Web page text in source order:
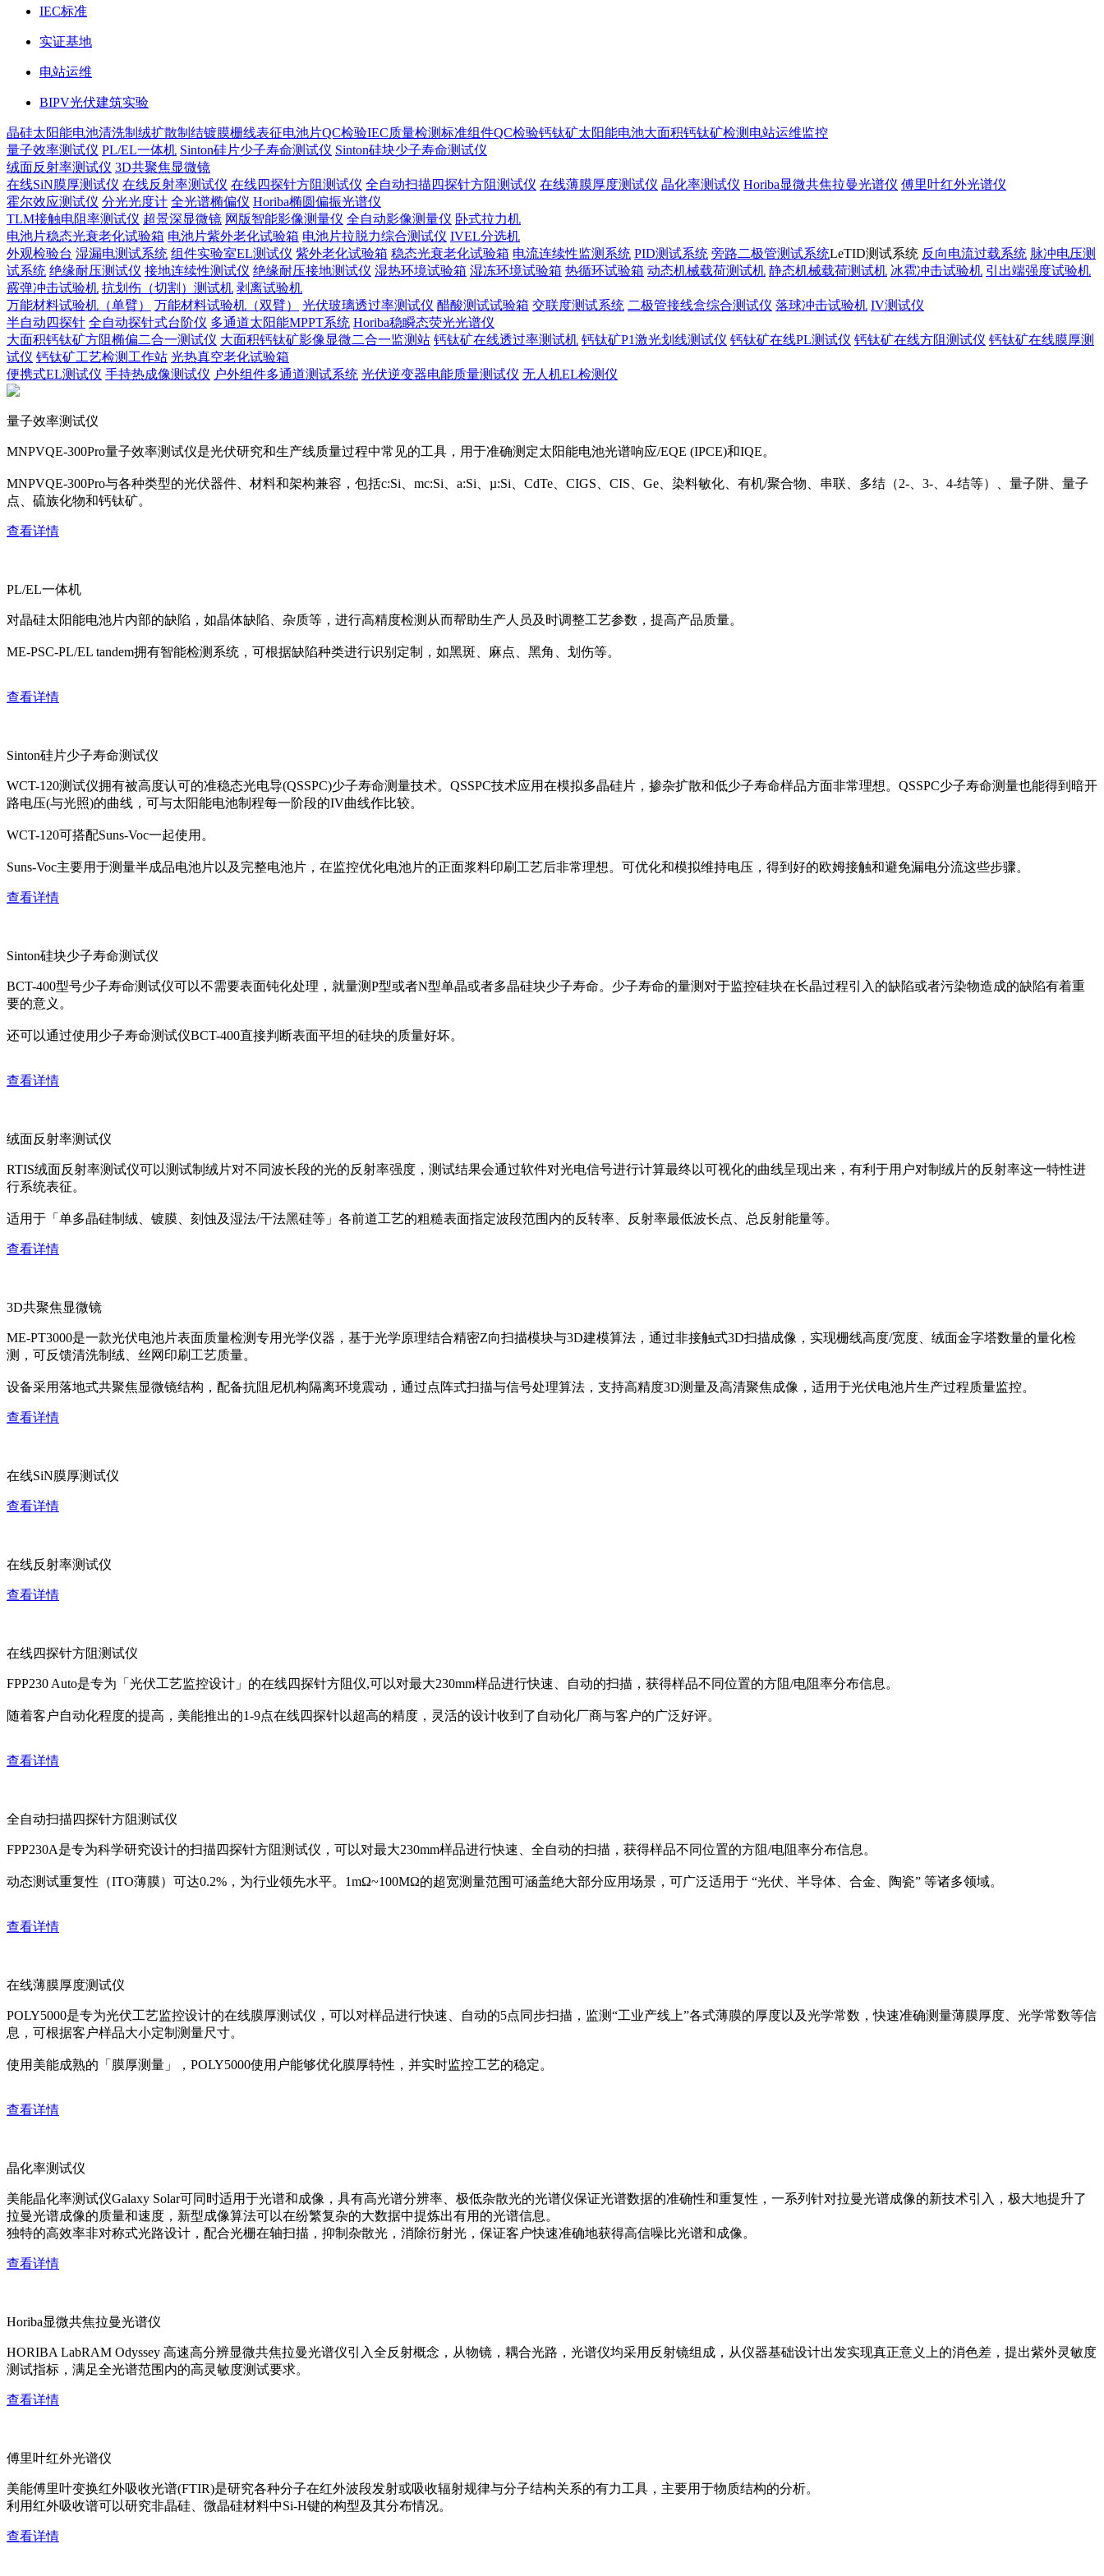
IEC标准
实证基地
电站运维
BIPV光伏建筑实验
晶硅太阳能电池清洗制绒扩散制结镀膜栅线表征电池片QC检验IEC质量检测标准组件QC检验钙钛矿太阳能电池大面积钙钛矿检测 电站运维监控
量子效率测试仪 PL/EL一体机 Sinton硅片少子寿命测试仪 Sinton硅块少子寿命测试仪
绒面反射率测试仪 3D共聚焦显微镜
在线SiN膜厚测试仪 在线反射率测试仪 在线四探针方阻测试仪 全自动扫描四探针方阻测试仪 在线薄膜厚度测试仪 晶化率测试仪 Horiba显微共焦拉曼光谱仪 傅里叶红外光谱仪
霍尔效应测试仪 分光光度计 全光谱椭偏仪 Horiba椭圆偏振光谱仪
TLM接触电阻率测试仪 超景深显微镜 网版智能影像测量仪 全自动影像测量仪 卧式拉力机
电池片稳态光衰老化试验箱 电池片紫外老化试验箱 电池片拉脱力综合测试仪 IVEL分选机
外观检验台 湿漏电测试系统 组件实验室EL测试仪 紫外老化试验箱 稳态光衰老化试验箱 电流连续性监测系统 PID测试系统 旁路二极管测试系统LeTID测试系统 反向电流过载系统 脉冲电压测
试系统 绝缘耐压测试仪 接地连续性测试仪 绝缘耐压接地测试仪 湿热环境试验箱 湿冻环境试验箱 热循环试验箱 动态机械载荷测试机 静态机械载荷测试机 冰雹冲击试验机 引出端强度试验机
霰弹冲击试验机 抗划伤（切割）测试机 剥离试验机
万能材料试验机（单臂）
万能材料试验机（双臂） 光伏玻璃透过率测试仪 醋酸测试试验箱 交联度测试系统 二极管接线盒综合测试仪 落球冲击试验机 IV测试仪
半自动四探针 全自动探针式台阶仪 多通道太阳能MPPT系统 Horiba稳瞬态荧光光谱仪
大面积钙钛矿方阻椭偏二合一测试仪 大面积钙钛矿影像显微二合一监测站 钙钛矿在线透过率测试机 钙钛矿P1激光划线测试仪 钙钛矿在线PL测试仪 钙钛矿在线方阻测试仪 钙钛矿在线膜厚测
试仪 钙钛矿工艺检测工作站 光热真空老化试验箱
便携式EL测试仪 手持热成像测试仪 户外组件多通道测试系统 光伏逆变器电能质量测试仪 无人机EL检测仪
量子效率测试仪
MNPVQE-300Pro量子效率测试仪是光伏研究和生产线质量过程中常见的工具，用于准确测定太阳能电池光谱响应/EQE (IPCE)和IQE。
MNPVQE-300Pro与各种类型的光伏器件、材料和架构兼容，包括c:Si、mc:Si、a:Si、µ:Si、CdTe、CIGS、CIS、Ge、染料敏化、有机/聚合物、串联、多结（2-、3-、4-结等）、量子阱、量子
点、硫族化物和钙钛矿。
查看详情
PL/EL一体机
对晶硅太阳能电池片内部的缺陷，如晶体缺陷、杂质等，进行高精度检测从而帮助生产人员及时调整工艺参数，提高产品质量。
ME-PSC-PL/EL tandem拥有智能检测系统，可根据缺陷种类进行识别定制，如黑斑、麻点、黑角、划伤等。
查看详情
Sinton硅片少子寿命测试仪
WCT-120测试仪拥有被高度认可的准稳态光电导(QSSPC)少子寿命测量技术。QSSPC技术应用在模拟多晶硅片，掺杂扩散和低少子寿命样品方面非常理想。QSSPC少子寿命测量也能得到暗开
路电压(与光照)的曲线，可与太阳能电池制程每一阶段的IV曲线作比较。
WCT-120可搭配Suns-Voc一起使用。
Suns-Voc主要用于测量半成品电池片以及完整电池片，在监控优化电池片的正面浆料印刷工艺后非常理想。可优化和模拟维持电压，得到好的欧姆接触和避免漏电分流这些步骤。
查看详情
Sinton硅块少子寿命测试仪
BCT-400型号少子寿命测试仪可以不需要表面钝化处理，就量测P型或者N型单晶或者多晶硅块少子寿命。少子寿命的量测对于监控硅块在长晶过程引入的缺陷或者污染物造成的缺陷有着重
要的意义。
还可以通过使用少子寿命测试仪BCT-400直接判断表面平坦的硅块的质量好坏。
查看详情
绒面反射率测试仪
RTIS绒面反射率测试仪可以测试制绒片对不同波长段的光的反射率强度，测试结果会通过软件对光电信号进行计算最终以可视化的曲线呈现出来，有利于用户对制绒片的反射率这一特性进
行系统表征。
适用于「单多晶硅制绒、镀膜、刻蚀及湿法/干法黑硅等」各前道工艺的粗糙表面指定波段范围内的反转率、反射率最低波长点、总反射能量等。
查看详情
3D共聚焦显微镜
ME-PT3000是一款光伏电池片表面质量检测专用光学仪器，基于光学原理结合精密Z向扫描模块与3D建模算法，通过非接触式3D扫描成像，实现栅线高度/宽度、绒面金字塔数量的量化检
测，可反馈清洗制绒、丝网印刷工艺质量。
设备采用落地式共聚焦显微镜结构，配备抗阻尼机构隔离环境震动，通过点阵式扫描与信号处理算法，支持高精度3D测量及高清聚焦成像，适用于光伏电池片生产过程质量监控。
查看详情
在线SiN膜厚测试仪
查看详情
在线反射率测试仪
查看详情
在线四探针方阻测试仪
FPP230 Auto是专为「光伏工艺监控设计」的在线四探针方阻仪,可以对最大230mm样品进行快速、自动的扫描，获得样品不同位置的方阻/电阻率分布信息。
随着客户自动化程度的提高，美能推出的1-9点在线四探针以超高的精度，灵活的设计收到了自动化厂商与客户的广泛好评。
查看详情
全自动扫描四探针方阻测试仪
FPP230A是专为科学研究设计的扫描四探针方阻测试仪，可以对最大230mm样品进行快速、全自动的扫描，获得样品不同位置的方阻/电阻率分布信息。
动态测试重复性（ITO薄膜）可达0.2%，为行业领先水平。1mΩ~100MΩ的超宽测量范围可涵盖绝大部分应用场景，可广泛适用于 “光伏、半导体、合金、陶瓷” 等诸多领域。
查看详情
在线薄膜厚度测试仪
POLY5000是专为光伏工艺监控设计的在线膜厚测试仪，可以对样品进行快速、自动的5点同步扫描，监测“工业产线上”各式薄膜的厚度以及光学常数，快速准确测量薄膜厚度、光学常数等信
息，可根据客户样品大小定制测量尺寸。
使用美能成熟的「膜厚测量」，POLY5000使用户能够优化膜厚特性，并实时监控工艺的稳定。
查看详情
晶化率测试仪
美能晶化率测试仪Galaxy Solar可同时适用于光谱和成像，具有高光谱分辨率、极低杂散光的光谱仪保证光谱数据的准确性和重复性，一系列针对拉曼光谱成像的新技术引入，极大地提升了
拉曼光谱成像的质量和速度，新型成像算法可以在纷繁复杂的大数据中提炼出有用的光谱信息。
独特的高效率非对称式光路设计，配合光栅在轴扫描，抑制杂散光，消除衍射光，保证客户快速准确地获得高信噪比光谱和成像。
查看详情
Horiba显微共焦拉曼光谱仪
HORIBA LabRAM Odyssey 高速高分辨显微共焦拉曼光谱仪引入全反射概念，从物镜，耦合光路，光谱仪均采用反射镜组成，从仪器基础设计出发实现真正意义上的消色差，提出紫外灵敏度
测试指标，满足全光谱范围内的高灵敏度测试要求。
查看详情
傅里叶红外光谱仪
美能傅里叶变换红外吸收光谱(FTIR)是研究各种分子在红外波段发射或吸收辐射规律与分子结构关系的有力工具，主要用于物质结构的分析。
利用红外吸收谱可以研究非晶硅、微晶硅材料中Si-H键的构型及其分布情况。
查看详情